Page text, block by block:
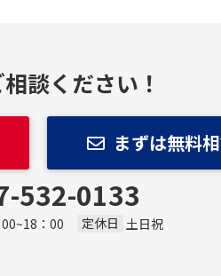
談ください！
まずは無料
532-0133
：00 定休日 土日祝